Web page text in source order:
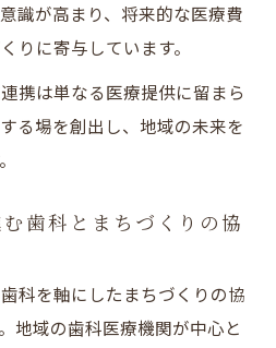
識が高まり、将来的な医療費
りに寄与しています。
携は単なる医療提供に留まら
る場を創出し、地域の未来を
歯科とまちづくりの協
科を軸にしたまちづくりの協
地域の歯科医療機関が中心と